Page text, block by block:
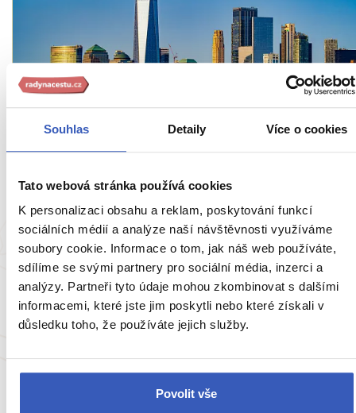
Souhlas Detaily Více o cookies
Tato webová stránka používá cookies
K personalizaci obsahu a reklam, poskytování funkcí
sociálních médií a analýze naší návštěvnosti využíváme
soubory cookie. Informace o tom, jak náš web používáte,
sdílíme se svými partnery pro sociální média, inzerci a
analýzy. Partneři tyto údaje mohou zkombinovat s dalšími
informacemi, které jste jim poskytli nebo které získali v
důsledku toho, že používáte jejich služby.
Povolit vše
Oblíbená místa
2588 přečtení